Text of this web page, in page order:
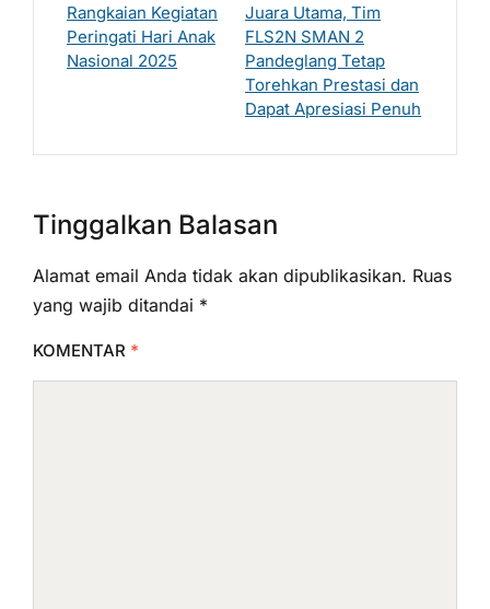
Rangkaian Kegiatan
Peringati Hari Anak
Nasional 2025
Juara Utama, Tim
FLS2N SMAN 2
Pandeglang Tetap
Torehkan Prestasi dan
Dapat Apresiasi Penuh
Tinggalkan Balasan
Alamat email Anda tidak akan dipublikasikan. Ruas
yang wajib ditandai *
KOMENTAR *